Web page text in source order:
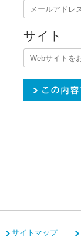
サイト
サイトマップ